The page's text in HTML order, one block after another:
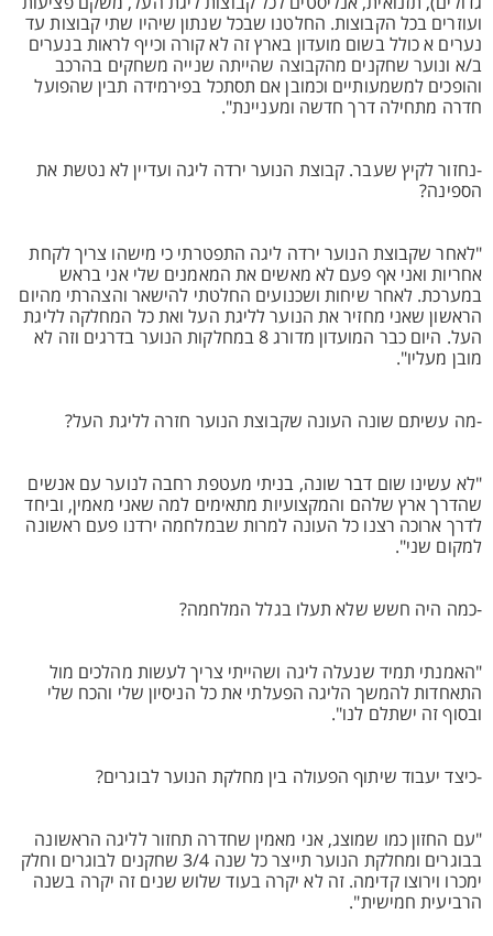
ועוזרים בכל הקבוצות. החלטנו שבכל שנתון שיהיו שתי קבוצות עד
נערים א כולל בשום מועדון בארץ זה לא קורה וכייף לראות בנערים
ב/א ונוער שחקנים מהקבוצה שהייתה שנייה משחקים בהרכב
והופכים למשמעותיים וכמובן אם תסתכל בפירמידה תבין שהפועל
חדרה מתחילה דרך חדשה ומעניינת".
-נחזור לקיץ שעבר. קבוצת הנוער ירדה ליגה ועדיין לא נטשת את
הספינה?
"לאחר שקבוצת הנוער ירדה ליגה התפטרתי כי מישהו צריך לקחת
אחריות ואני אף פעם לא מאשים את המאמנים שלי אני בראש
במערכת. לאחר שיחות ושכנועים החלטתי להישאר והצהרתי מהיום
הראשון שאני מחזיר את הנוער לליגת העל ואת כל המחלקה לליגת
העל. היום כבר המועדון מדורג 8 במחלקות הנוער בדרגים וזה לא
מובן מעליו".
-מה עשיתם שונה העונה שקבוצת הנוער חזרה לליגת העל?
"לא עשינו שום דבר שונה, בניתי מעטפת רחבה לנוער עם אנשים
שהדרך ארץ שלהם והמקצועיות מתאימים למה שאני מאמין, וביחד
לדרך ארוכה רצנו כל העונה למרות שבמלחמה ירדנו פעם ראשונה
למקום שני".
-כמה היה חשש שלא תעלו בגלל המלחמה?
"האמנתי תמיד שנעלה ליגה ושהייתי צריך לעשות מהלכים מול
התאחדות להמשך הליגה הפעלתי את כל הניסיון שלי והכח שלי
ובסוף זה ישתלם לנו".
-כיצד יעבוד שיתוף הפעולה בין מחלקת הנוער לבוגרים?
"עם החזון כמו שמוצג, אני מאמין שחדרה תחזור לליגה הראשונה
בבוגרים ומחלקת הנוער תייצר כל שנה 3/4 שחקנים לבוגרים וחלק
ימכרו וירוצו קדימה. זה לא יקרה בעוד שלוש שנים זה יקרה בשנה
הרביעית חמישית".